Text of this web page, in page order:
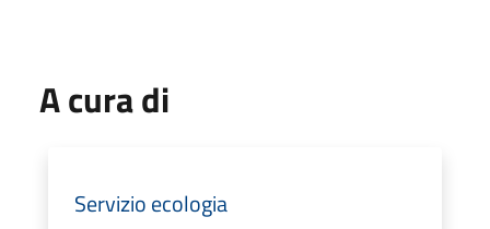
A cura di
Servizio ecologia